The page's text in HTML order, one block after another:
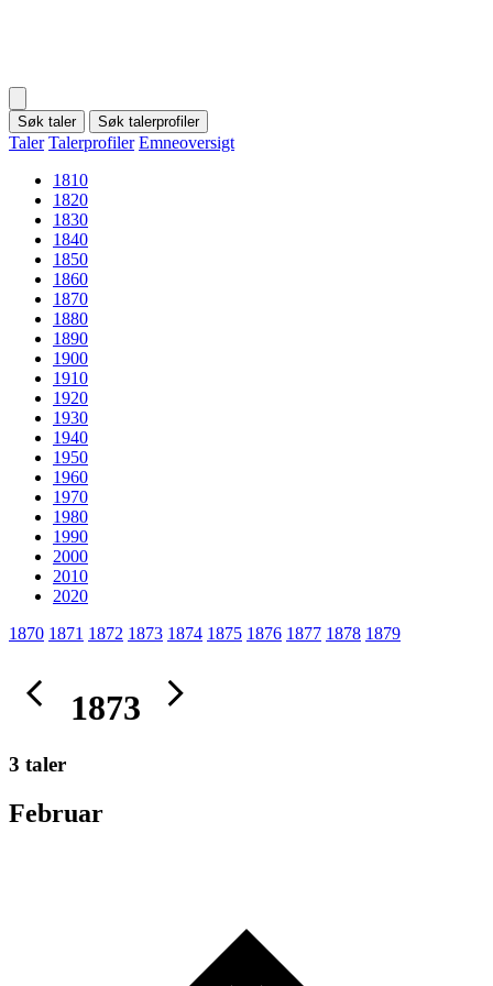
Søk taler Søk talerprofiler
Taler Talerprofiler Emneoversigt
1810
1820
1830
1840
1850
1860
1870
1880
1890
1900
1910
1920
1930
1940
1950
1960
1970
1980
1990
2000
2010
2020
1870 1871 1872 1873 1874 1875 1876 1877 1878 1879
1873
3 taler
Februar